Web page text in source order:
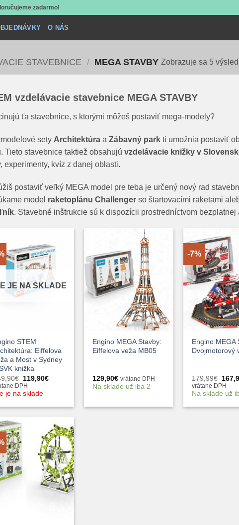
zadarmo!
O NÁS
STAVEBNICE / MEGA STAVBY Zobrazuje sa 5
vzdelávacie stavebnice MEGA STAVBY
ťa stavebnice, s ktorými môžeš postaviť mega-modely?
sety Architektúra a Zábavný park ti umožnia postaviť
Tieto stavebnice taktiež obsahujú vzdelávacie knižky v
experimenty, kvíz z danej oblasti.
postaviť veľký MEGA model pre teba je určený nový rad
model raketoplánu Challenger so štartovacími raketami
. Stavebné inštrukcie sú k dispozícii prostredníctvom bezplatnej
JE NA SKLADE
STEM
Eiffelova
a Most v Sydney
knižka
€ Pôvodná
cena
bola:
119,90€Aktuálna
DPH
je na sklade
Engino MEGA Stavby:
Eiffelova veža MB05
129,90€ vrátane DPH
Na sklade už iba 2
-7%
+
Engino MEGA
Dvojmotorový
179,99€
cena
bola:
vrátane DPH
Na sklade už